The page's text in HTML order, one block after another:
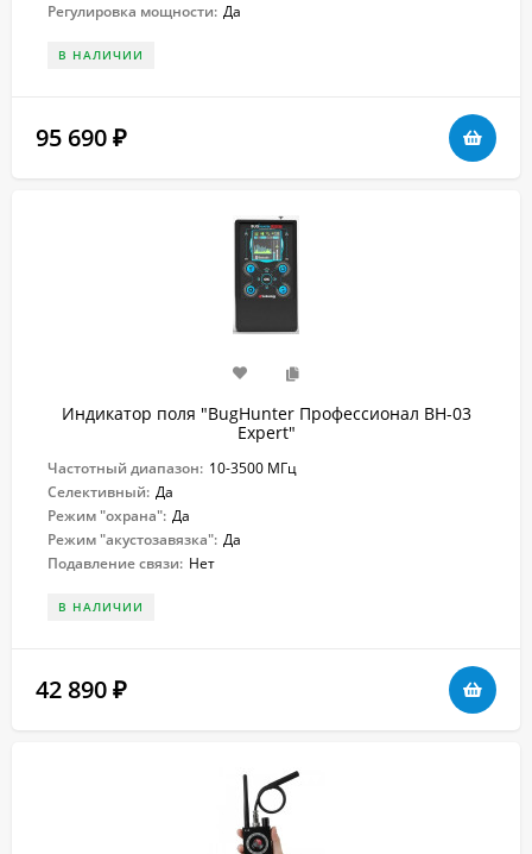
Регулировка мощности: Да
В НАЛИЧИИ
95 690 ₽
Индикатор поля "BugHunter Профессионал BH-03
Expert"
Частотный диапазон: 10-3500 МГц
Селективный: Да
Режим "охрана": Да
Режим "акустозавязка": Да
Подавление связи: Нет
В НАЛИЧИИ
42 890 ₽